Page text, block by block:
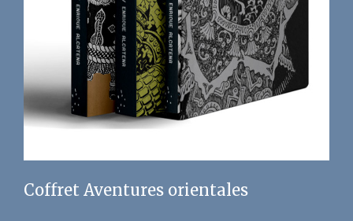
Coffret Aventures orientales